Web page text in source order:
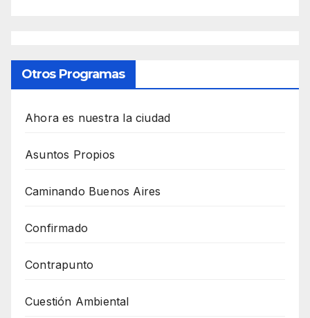
Otros Programas
Ahora es nuestra la ciudad
Asuntos Propios
Caminando Buenos Aires
Confirmado
Contrapunto
Cuestión Ambiental